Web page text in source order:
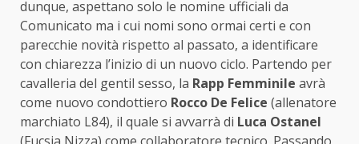
dunque, aspettano solo le nomine ufficiali da
Comunicato ma i cui nomi sono ormai certi e con
parecchie novità rispetto al passato, a identificare
con chiarezza l’inizio di un nuovo ciclo. Partendo per
cavalleria del gentil sesso, la Rapp Femminile avrà
come nuovo condottiero Rocco De Felice (allenatore
marchiato L84), il quale si avvarrà di Luca Ostanel
(Fucsia Nizza) come collaboratore tecnico. Passando